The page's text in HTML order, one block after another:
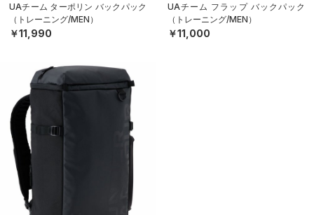
UAチーム ターポリン バックパック
（トレーニング/MEN）
￥11,990
UAチーム フラップ バックパック
（トレーニング/MEN）
￥11,000